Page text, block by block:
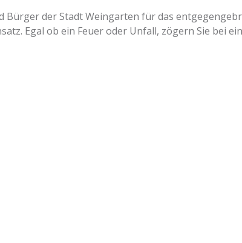
der Stadt Weingarten für das
Egal ob ein Feuer oder Unfall, zögern Sie bei